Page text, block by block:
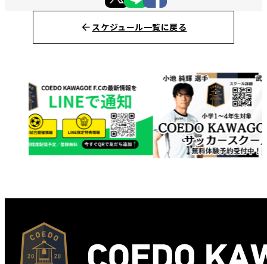
スケジュール一覧に戻る